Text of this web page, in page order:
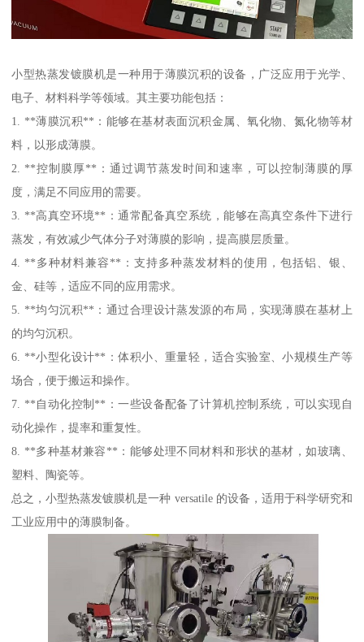
小型热蒸发镀膜机是一种用于薄膜沉积的设备，广泛应用于光学、
电子、材料科学等领域。其主要功能包括：
1. **薄膜沉积**：能够在基材表面沉积金属、氧化物、氮化物等材
料，以形成薄膜。
2. **控制膜厚**：通过调节蒸发时间和速率，可以控制薄膜的厚
度，满足不同应用的需要。
3. **高真空环境**：通常配备真空系统，能够在高真空条件下进行
蒸发，有效减少气体分子对薄膜的影响，提高膜层质量。
4. **多种材料兼容**：支持多种蒸发材料的使用，包括铝、银、
金、硅等，适应不同的应用需求。
5. **均匀沉积**：通过合理设计蒸发源的布局，实现薄膜在基材上
的均匀沉积。
6. **小型化设计**：体积小、重量轻，适合实验室、小规模生产等
场合，便于搬运和操作。
7. **自动化控制**：一些设备配备了计算机控制系统，可以实现自
动化操作，提率和重复性。
8. **多种基材兼容**：能够处理不同材料和形状的基材，如玻璃、
塑料、陶瓷等。
总之，小型热蒸发镀膜机是一种 versatile 的设备，适用于科学研究和
工业应用中的薄膜制备。